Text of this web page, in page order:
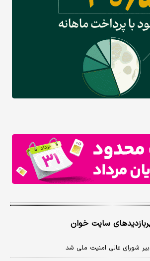
سایت خوان
شورای عالی امنیت ملی شد